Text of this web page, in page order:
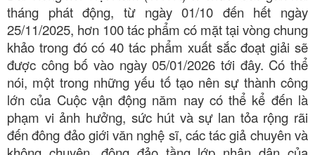
tháng phát động, từ ngày 01/10 đến hết ngày
25/11/2025, hơn 100 tác phẩm có mặt tại vòng chung
khảo trong đó có 40 tác phẩm xuất sắc đoạt giải sẽ
được công bố vào ngày 05/01/2026 tới đây. Có thể
nói, một trong những yếu tố tạo nên sự thành công
lớn của Cuộc vận động năm nay có thể kể đến là
phạm vi ảnh hưởng, sức hút và sự lan tỏa rộng rãi
đến đông đảo giới văn nghệ sĩ, các tác giả chuyên và